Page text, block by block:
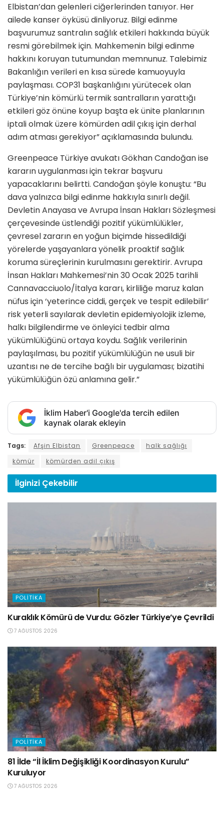
Elbistan’dan gelenleri ciğerlerinden tanıyor. Her
ailede kanser öyküsü dinliyoruz. Bilgi edinme
başvurumuz santralın sağlık etkileri hakkında büyük
resmi görebilmek için. Mahkemenin bilgi edinme
hakkını koruyan tutumundan memnunuz. Talebimiz
Bakanlığın verileri en kısa sürede kamuoyuyla
paylaşması. COP31 başkanlığını yürütecek olan
Türkiye’nin kömürlü termik santralların yarattığı
etkileri göz önüne koyup başta ek ünite planlarının
iptali olmak üzere kömürden adil çıkış için derhal
adım atması gerekiyor” açıklamasında bulundu.
Greenpeace Türkiye avukatı Gökhan Candoğan ise
kararın uygulanması için tekrar başvuru
yapacaklarını belirtti. Candoğan şöyle konuştu: “Bu
dava yalnızca bilgi edinme hakkıyla sınırlı değil.
Devletin Anayasa ve Avrupa İnsan Hakları Sözleşmesi
çerçevesinde üstlendiği pozitif yükümlülükler,
çevresel zararın en yoğun biçimde hissedildiği
yörelerde yaşayanlara yönelik proaktif sağlık
koruma süreçlerinin kurulmasını gerektirir. Avrupa
İnsan Hakları Mahkemesi’nin 30 Ocak 2025 tarihli
Cannavacciuolo/İtalya kararı, kirliliğe maruz kalan
nüfus için ‘yeterince ciddi, gerçek ve tespit edilebilir’
risk yeterli sayılarak devletin epidemiyolojik izleme,
halkı bilgilendirme ve önleyici tedbir alma
yükümlülüğünü ortaya koydu. Sağlık verilerinin
paylaşılması, bu pozitif yükümlülüğün ne usuli bir
uzantısı ne de tercihe bağlı bir uygulaması; bizatihi
yükümlülüğün özü anlamına gelir.”
İklim Haber'i Google'da tercih edilen
kaynak olarak ekleyin
Tags: Afşin Elbistan Greenpeace
halk sağlığı
kömür
kömürden adil çıkış
İlginizi Çekebilir
POLITIKA
Kuraklık Kömürü de Vurdu: Gözler Türkiye’ye Çevrildi
7 AĞUSTOS 2026
POLITIKA
81 İlde “İl İklim Değişikliği Koordinasyon Kurulu”
Kuruluyor
7 AĞUSTOS 2026